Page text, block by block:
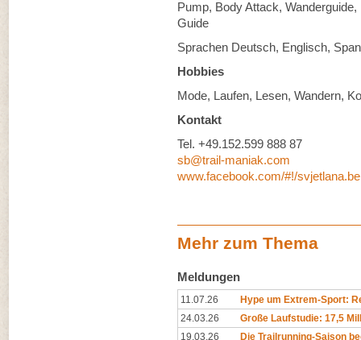
Pump, Body Attack,
Guide
Sprachen Deutsch, Englisch,
Hobbies
Mode, Laufen, Lesen, Wandern,
Kontakt
Tel. +49.152.599 888 87
sb@trail-maniak.com
www.facebook.com/#!/
Mehr zum Thema
Meldungen
11.07.26
Hype um Extrem-Sport:
24.03.26
Große Laufstudie: 17,5
19.03.26
Die Trailrunning-Saison